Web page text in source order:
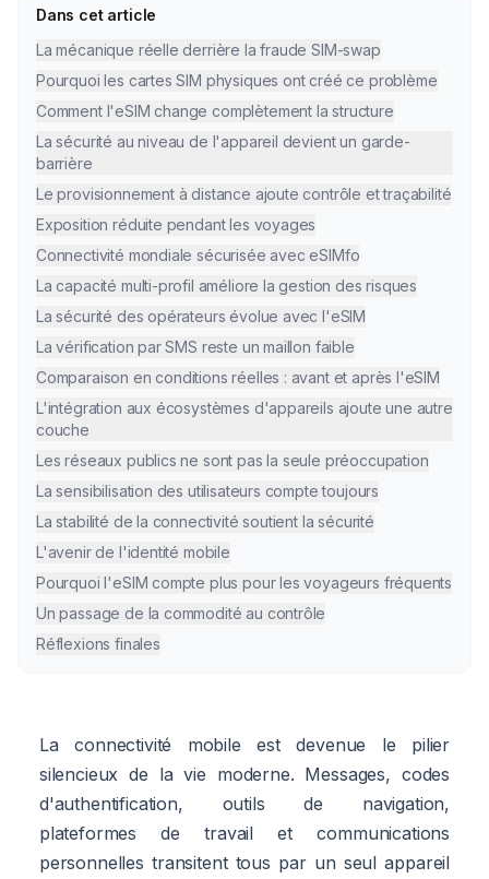
Dans cet article
La mécanique réelle derrière la fraude SIM-swap
Pourquoi les cartes SIM physiques ont créé ce problème
Comment l'eSIM change complètement la structure
La sécurité au niveau de l'appareil devient un garde-
barrière
Le provisionnement à distance ajoute contrôle et traçabilité
Exposition réduite pendant les voyages
Connectivité mondiale sécurisée avec eSIMfo
La capacité multi-profil améliore la gestion des risques
La sécurité des opérateurs évolue avec l'eSIM
La vérification par SMS reste un maillon faible
Comparaison en conditions réelles : avant et après l'eSIM
L'intégration aux écosystèmes d'appareils ajoute une autre
couche
Les réseaux publics ne sont pas la seule préoccupation
La sensibilisation des utilisateurs compte toujours
La stabilité de la connectivité soutient la sécurité
L'avenir de l'identité mobile
Pourquoi l'eSIM compte plus pour les voyageurs fréquents
Un passage de la commodité au contrôle
Réflexions finales
La connectivité mobile est devenue le pilier
silencieux de la vie moderne. Messages, codes
d'authentification, outils de navigation,
plateformes de travail et communications
personnelles transitent tous par un seul appareil